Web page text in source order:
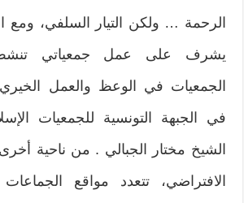
الرحمة … ولكن التيار السلفي، ومع
يشرف على عمل جمعياتي
الجمعيات في الوعظ والعمل
في الجبهة التونسية للجمعيات
الشيخ مختار الجبالي . من ناحية
الافتراضي، تتعدد مواقع